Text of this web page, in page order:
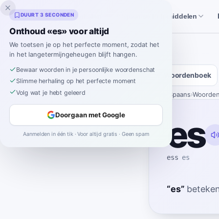
Inklingo Verhalen Spaanse hulpmiddelen
Woordenboek
Spaans›
es
ess es
“es”
DUURT 3 SECONDEN
Onthoud «es» voor altijd
We toetsen je op het perfecte moment, zodat het
in het langetermijngeheugen blijft hangen.
Bewaar woorden in je persoonlijke woordenschat
Slimme herhaling op het perfecte moment
Volg wat je hebt geleerd
Doorgaan met Google
Aanmelden in één tik · Voor altijd gratis · Geen spam